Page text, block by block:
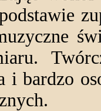
i bardzo